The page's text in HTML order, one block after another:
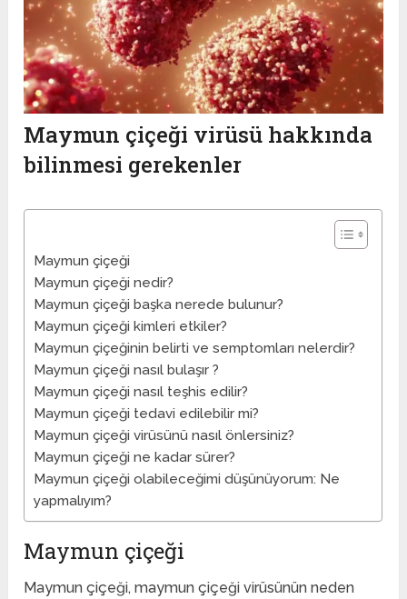
Maymun çiçeği virüsü hakkında
bilinmesi gerekenler
Maymun çiçeği
Maymun çiçeği nedir?
Maymun çiçeği başka nerede bulunur?
Maymun çiçeği kimleri etkiler?
Maymun çiçeğinin belirti ve semptomları nelerdir?
Maymun çiçeği nasıl bulaşır ?
Maymun çiçeği nasıl teşhis edilir?
Maymun çiçeği tedavi edilebilir mi?
Maymun çiçeği virüsünü nasıl önlersiniz?
Maymun çiçeği ne kadar sürer?
Maymun çiçeği olabileceğimi düşünüyorum: Ne
yapmalıyım?
Maymun çiçeği
Maymun çiçeği, maymun çiçeği virüsünün neden